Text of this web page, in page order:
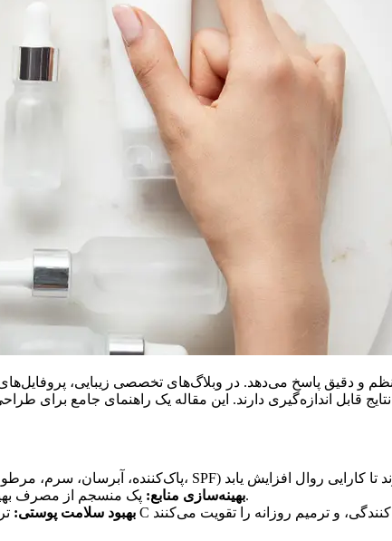
و دقیق پاسخ می‌دهد. در وبلاگ‌های تخصصی زیبایی،
بهینه‌سازی منابع:پک منسجم از مصرف بهینه محصولات جلوگیری می‌کند و هزینه‌ها را قابل پیش‌بینی می‌کند.
بهبود سلامت پوستی: